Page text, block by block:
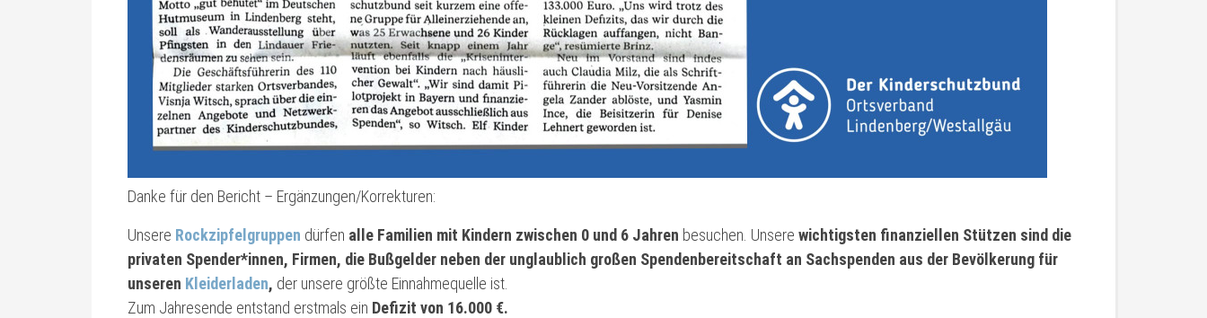
Danke für den Bericht – Ergänzungen/Korrekturen:
Unsere Rockzipfelgruppen dürfen alle Familien mit Kindern zwischen 0 und 6 Jahren besuchen. Unsere wichtigsten finanziellen Stützen sind die
privaten Spender*innen, Firmen, die Bußgelder neben der unglaublich großen Spendenbereitschaft an Sachspenden aus der Bevölkerung für
unseren Kleiderladen, der unsere größte Einnahmequelle ist.
Zum Jahresende entstand erstmals ein Defizit von 16.000 €.